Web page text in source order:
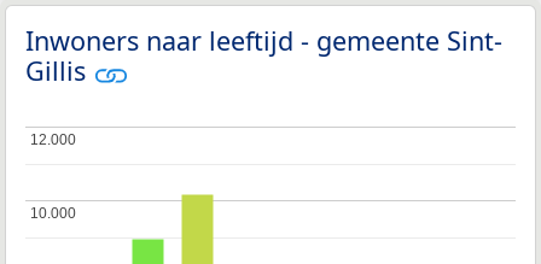
Inwoners naar leeftijd - gemeente Sint-
Gillis
10.000
10.000
12.000
12.000